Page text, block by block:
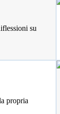
su
propria